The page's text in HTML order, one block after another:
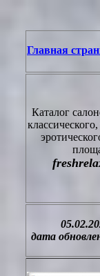
Главная
Каталог
дата